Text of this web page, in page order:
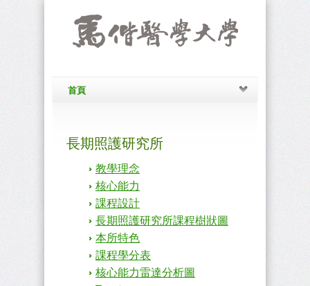
首頁
長期照護研究所
教學理念
核心能力
課程設計
長期照護研究所課程樹狀圖
本所特色
課程學分表
核心能力雷達分析圖